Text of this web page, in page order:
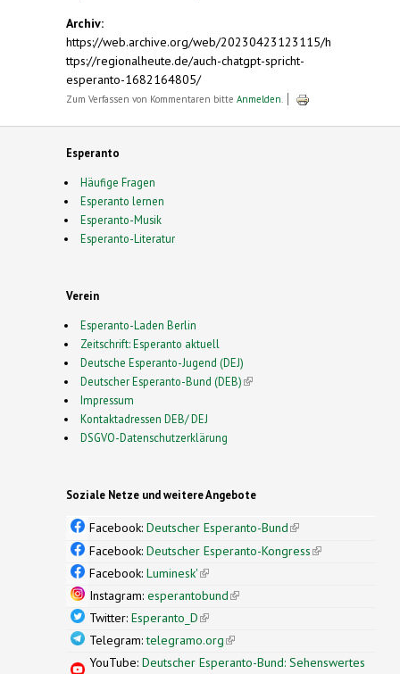
Archiv:
https://web.archive.org/web/20230423123115/h
ttps://regionalheute.de/auch-chatgpt-spricht-
esperanto-1682164805/
Zum Verfassen von Kommentaren bitte Anmelden
Esperanto
Häufige Fragen
Esperanto lernen
Esperanto-Musik
Esperanto-Literatur
Verein
Esperanto-Laden Berlin
Zeitschrift: Esperanto aktuell
Deutsche Esperanto-Jugend (DEJ)
Deutscher Esperanto-Bund (DEB)(link is external)
Impressum
Kontaktadressen DEB/ DEJ
DSGVO-Datenschutzerklärung
Soziale Netze und weitere Angebote
Facebook: Deutscher Esperanto-Bund(link is
external)
Facebook: Deutscher Esperanto-Kongress(link is
Facebook: Luminesk'(link is external)
Instagram: esperantobund(link is external)
Twitter: Esperanto_D(link is external)
Telegram:telegramo.org(link is external)
YouTube: Deutscher Esperanto-Bund: Sehenswertes